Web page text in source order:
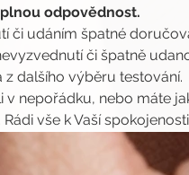
odpovědnost.
či udáním špatné
či špatně
dalšího výběru testování.
nepořádku, nebo máte
. Rádi vše k Vaší